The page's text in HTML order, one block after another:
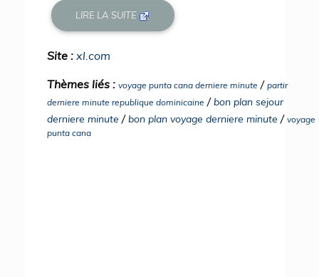
LIRE LA SUITE
Site : xl.com
Thèmes liés : voyage punta cana derniere minute / partir
derniere minute republique dominicaine /bon plan sejour
derniere minute /bon plan voyage derniere minute / voyage
punta cana